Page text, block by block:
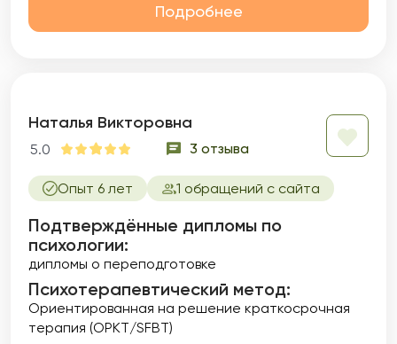
Подробнее
Наталья Викторовна
5.0 3 отзыва
Опыт 6 лет 1 обращений с сайта
Подтверждённые дипломы по
психологии:
дипломы о переподготовке
Психотерапевтический метод:
Ориентированная на решение краткосрочная
терапия (ОРКТ/SFBT)